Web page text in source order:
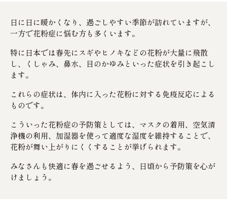
日に日に暖かくなり、過ごしやすい季節が訪れていますが、
一方で花粉症に悩む方も多くいます。
特に日本では春先にスギやヒノキなどの花粉が大量に飛散
し、くしゃみ、鼻水、目のかゆみといった症状を引き起こし
ます。
これらの症状は、体内に入った花粉に対する免疫反応による
ものです。
こういった花粉症の予防策としては、マスクの着用、空気清
浄機の利用、加湿器を使って適度な湿度を維持することで、
花粉が舞い上がりにくくすることが挙げられます。
みなさんも快適に春を過ごせるよう、日頃から予防策を心が
けましょう。